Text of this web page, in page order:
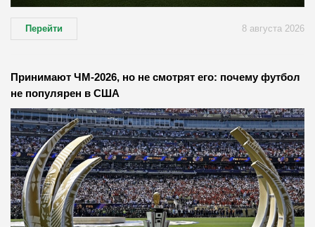
Перейти 8 августа 2026
Принимают ЧМ-2026, но не смотрят его: почему футбол
не популярен в США